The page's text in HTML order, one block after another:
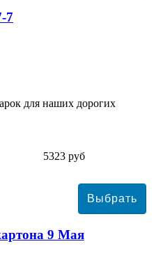
7
для наших дорогих
5323 руб
9 Мая